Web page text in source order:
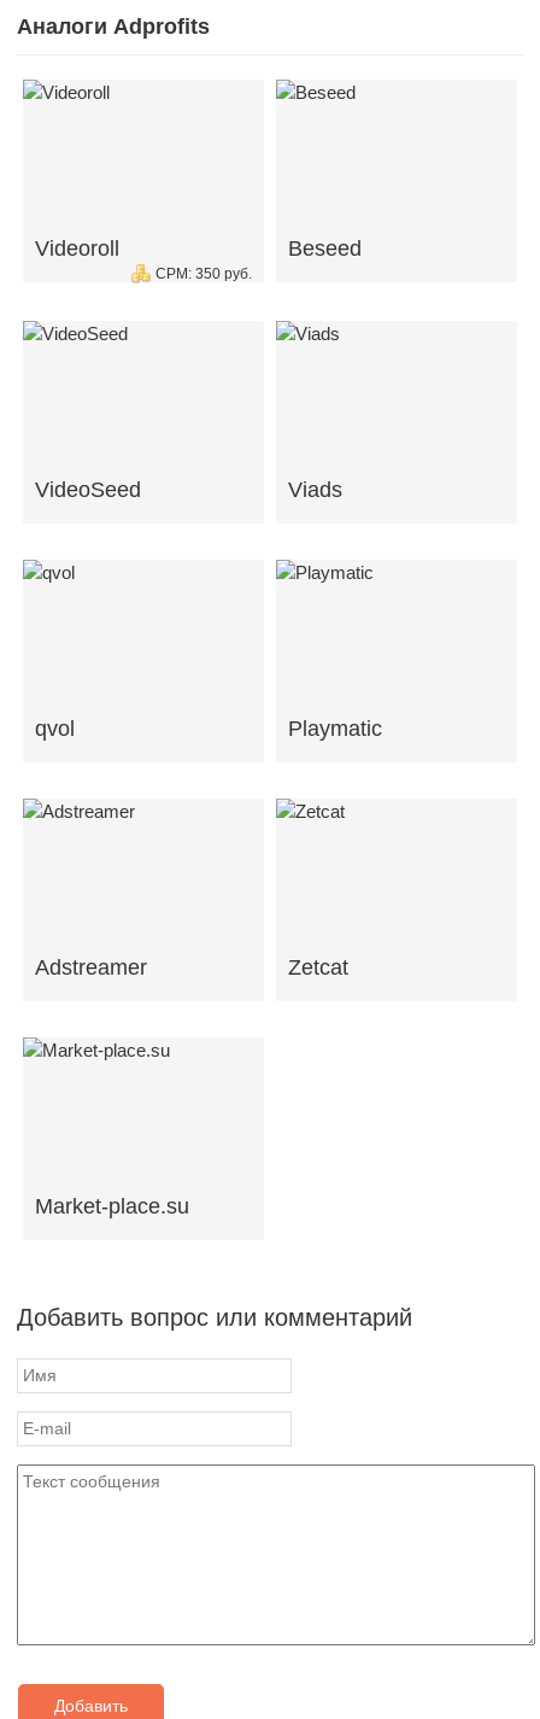
Аналоги Adprofits
Videoroll
CPM: 350 руб.
Beseed
VideoSeed Viads
qvol Playmatic
Adstreamer Zetcat
Market-place.su
Добавить вопрос или комментарий
Добавить